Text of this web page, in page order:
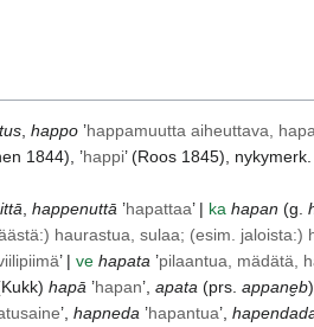
happo ’happamuutta aiheuttava,
1844), ’happi’ (Roos 1845),
happenuttā ’hapattaa’ | ka hapan (g.
haurastua, sulaa; (esim. jaloista:)
’ | ve hapata ’pilaantua, mädätä,
Kukk) hapā ’hapan’, apata (prs. appane̮b
’, hapneda ’hapantua’,